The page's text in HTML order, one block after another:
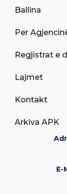
Ballina
Per
Regjistrat e
Lajmet
Kontakt
Arkiva APK
E-